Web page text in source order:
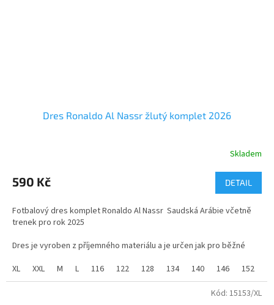
Dres Ronaldo Al Nassr žlutý komplet 2026
produktu
je
z
5
Skladem
590 Kč DETAIL
Fotbalový dres komplet Ronaldo Al Nassr Saudská Arábie včetně
trenek pro rok 2025
Dres je vyroben z příjemného materiálu a je určen jak pro běžné
Nový dres komplet pro rok 2025
XL XXL M L 116 122 128 134 140 146 152
Kód: 15153/XL